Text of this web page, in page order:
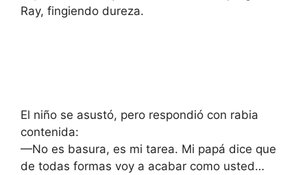
Ray, fingiendo dureza.
El niño se asustó, pero respondió con rabia
contenida:
—No es basura, es mi tarea. Mi papá dice que
de todas formas voy a acabar como usted…